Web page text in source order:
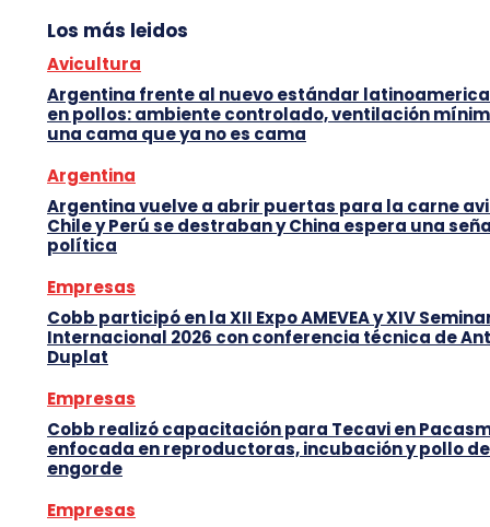
Los más leidos
Avicultura
Argentina frente al nuevo estándar
en pollos: ambiente controlado, ventilación
una cama que ya no es cama
Argentina
Argentina vuelve a abrir puertas para la carne
Chile y Perú se destraban y China espera una
política
Empresas
Cobb participó en la XII Expo AMEVEA y XIV
Internacional 2026 con conferencia técnica de
Duplat
Empresas
Cobb realizó capacitación para Tecavi en
enfocada en reproductoras, incubación y pollo de
engorde
Empresas